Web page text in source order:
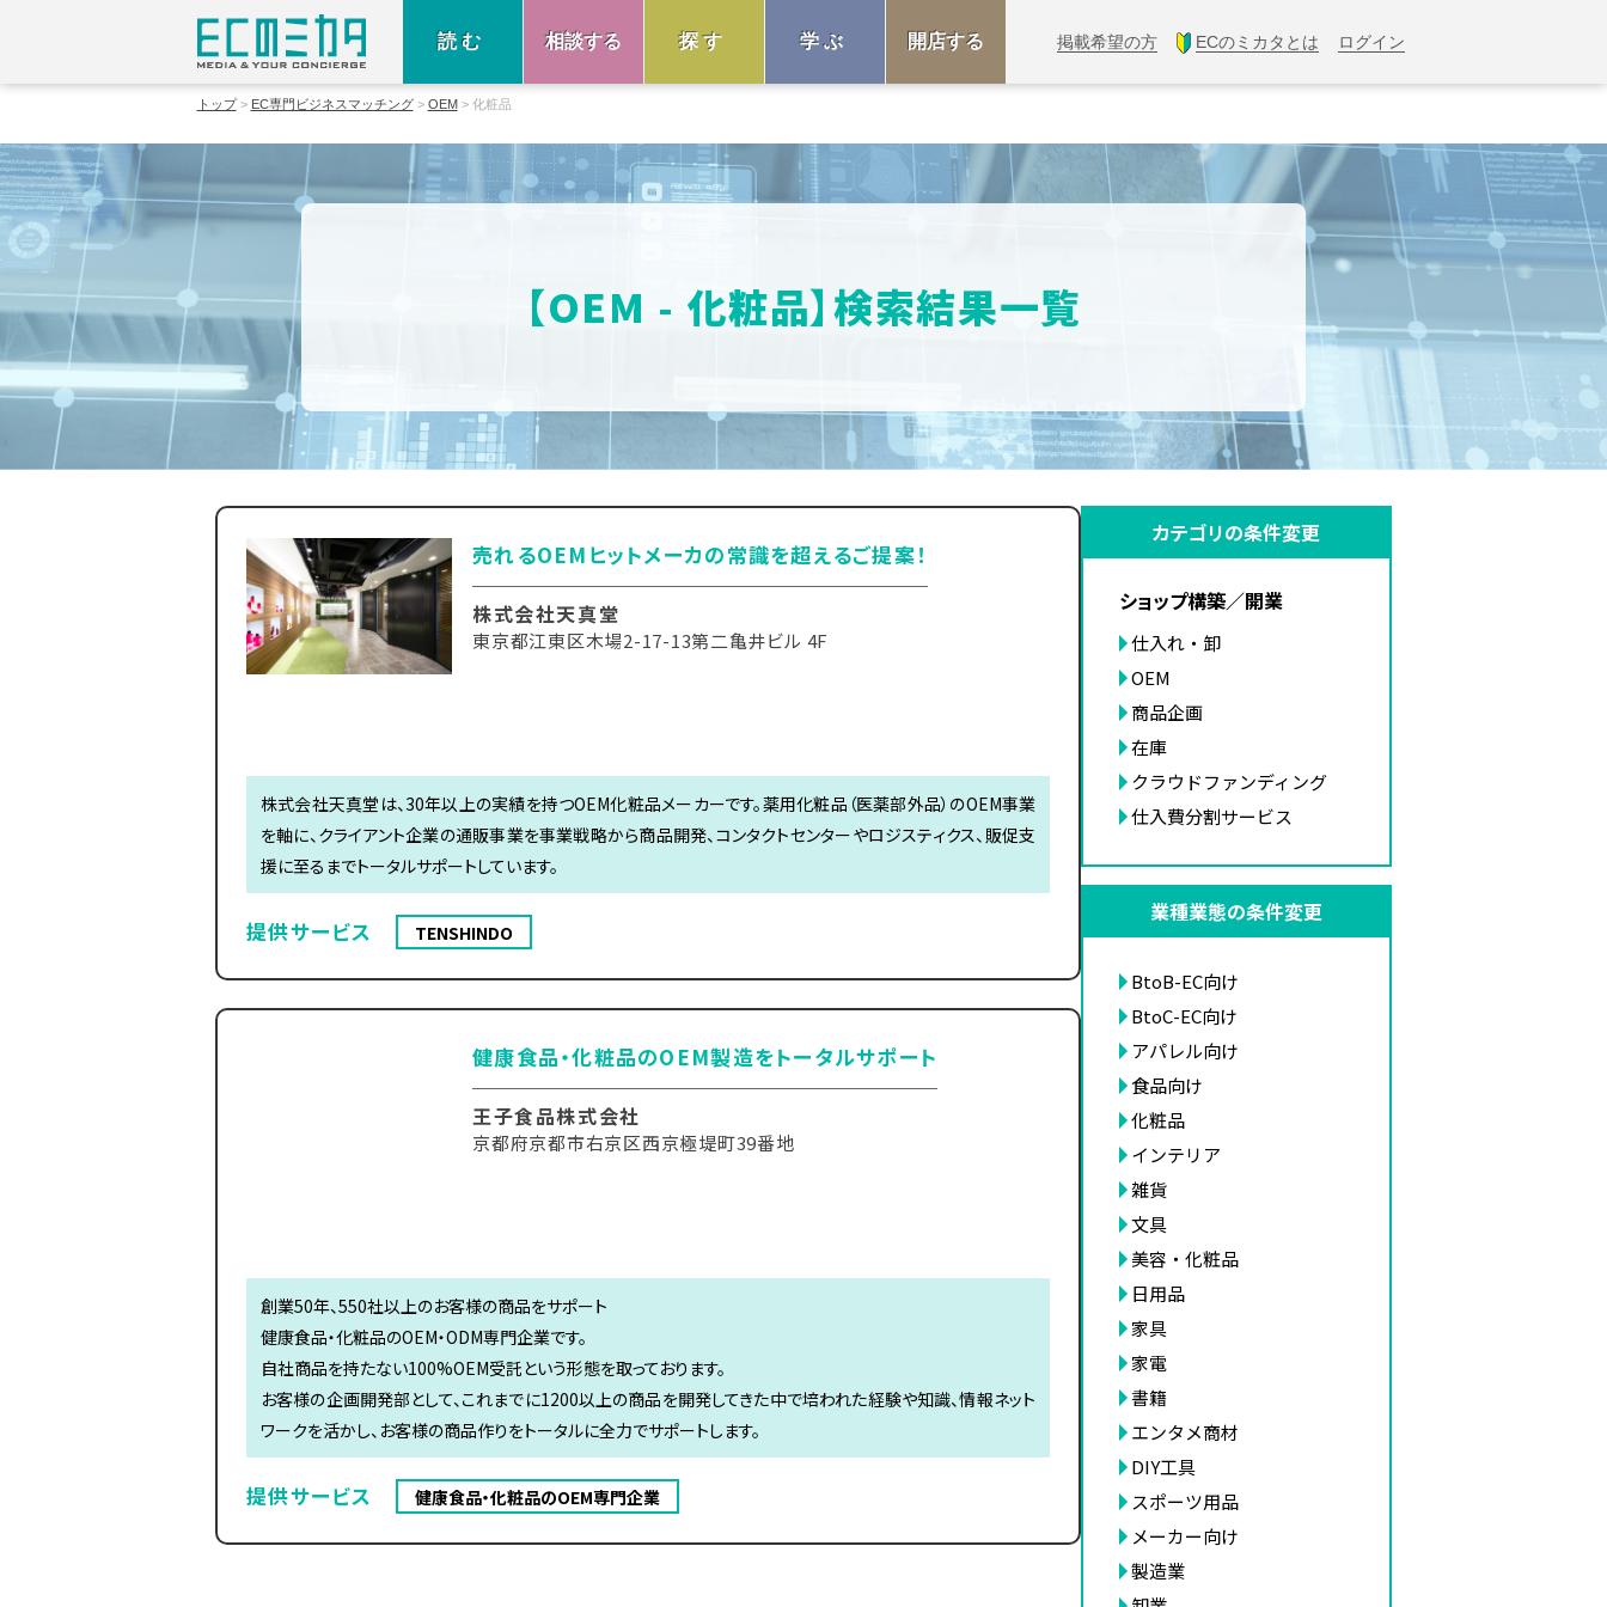
読む 相談する 探す 学ぶ 開店する 掲載希望の方 ECのミカタとは ログイン
トップ EC専門ビジネスマッチング OEM 化粧品
【OEM - 化粧品】検索結果一覧
売れるOEMヒットメーカの常識を超えるご提案！
株式会社天真堂
東京都江東区木場2-17-13第二亀井ビル 4F
株式会社天真堂は、30年以上の実績を持つOEM化粧品メーカーです。薬用化粧品（医薬部外品）のOEM事業
を軸に、クライアント企業の通販事業を事業戦略から商品開発、コンタクトセンターやロジスティクス、販促支
援に至るまでトータルサポートしています。
提供サービス TENSHINDO
健康食品・化粧品のOEM製造をトータルサポート
王子食品株式会社
京都府京都市右京区西京極堤町39番地
創業50年、550社以上のお客様の商品をサポート
健康食品・化粧品のOEM・ODM専門企業です。
自社商品を持たない100%OEM受託という形態を取っております。
お客様の企画開発部として、これまでに1200以上の商品を開発してきた中で培われた経験や知識、情報ネット
ワークを活かし、お客様の商品作りをトータルに全力でサポートします。
提供サービス 健康食品・化粧品のOEM専門企業
カテゴリの条件変更
ショップ構築／開業
仕入れ・卸
OEM
商品企画
在庫
クラウドファンディング
仕入費分割サービス
業種業態の条件変更
BtoB-EC向け
BtoC-EC向け
アパレル向け
食品向け
化粧品
インテリア
雑貨
文具
美容・化粧品
日用品
家具
家電
書籍
エンタメ商材
DIY工具
スポーツ用品
メーカー向け
製造業